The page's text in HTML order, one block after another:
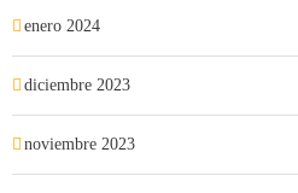
enero 2024
diciembre 2023
noviembre 2023